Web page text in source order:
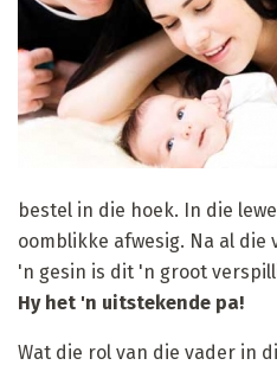
bestel in die hoek. In die
oomblikke afwesig. Na al
'n gesin is dit 'n groot
Hy het 'n uitstekende pa!
Wat die rol van die vader in